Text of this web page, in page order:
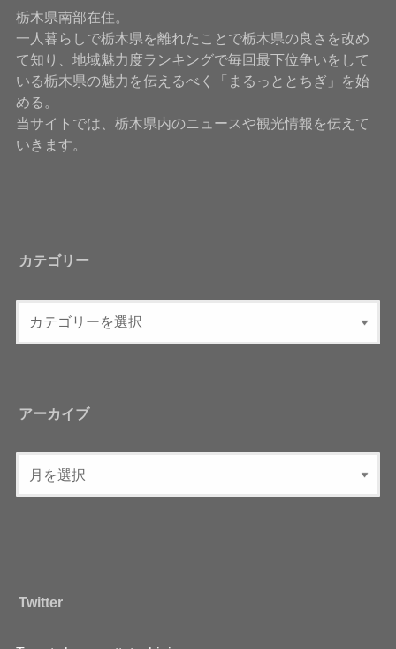
栃木県南部在住。
一人暮らしで栃木県を離れたことで栃木県の良さを改め
て知り、地域魅力度ランキングで毎回最下位争いをして
いる栃木県の魅力を伝えるべく「まるっととちぎ」を始
める。
当サイトでは、栃木県内のニュースや観光情報を伝えて
いきます。
カテゴリー
アーカイブ
Twitter